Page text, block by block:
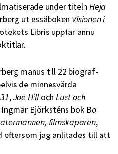
under titeln Heja
ut essäboken Visionen i
Libris upptar ännu
manus till 22 biograf-
de minnesvärda
,Joe Hilloch Lust och
Björksténs bok Bo
filmskaparen,
eftersom jag anlitades till att